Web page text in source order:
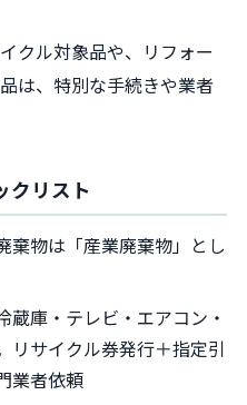
クル対象品や、リフォー
は、特別な手続きや業者
クリスト
棄物は「産業廃棄物」とし
庫・テレビ・エアコン・
リサイクル券発行＋指定引
業者依頼